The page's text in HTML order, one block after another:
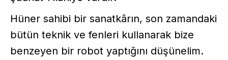
Hüner sahibi bir sanatkârın, son zamandaki
bütün teknik ve fenleri kullanarak bize
benzeyen bir robot yaptığını düşünelim.